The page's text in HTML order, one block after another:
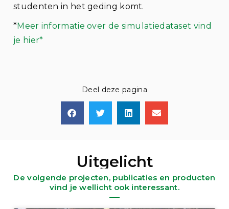
studenten in het geding komt.
*Meer informatie over de simulatiedataset vind
je hier*
Deel deze pagina
Uitgelicht
De volgende projecten, publicaties en producten
vind je wellicht ook interessant.